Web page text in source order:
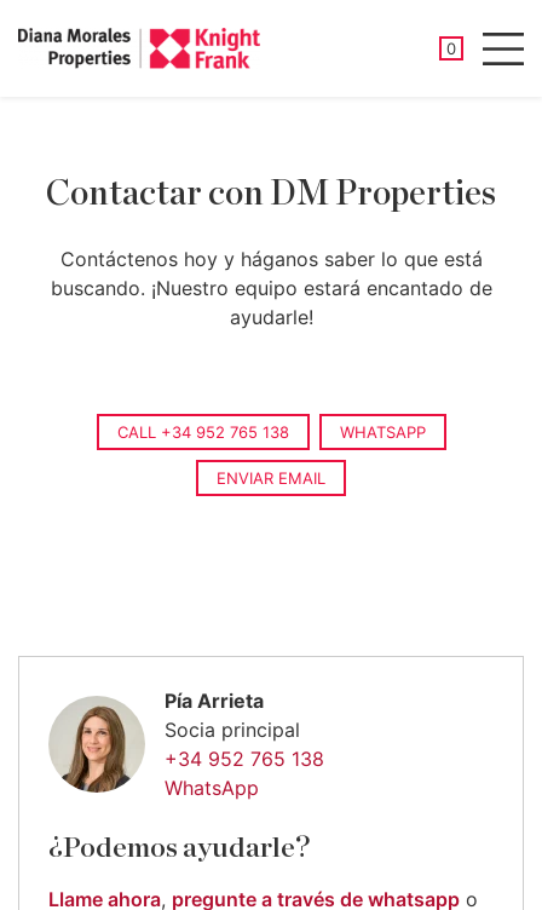
0
Contactar con DM Properties
Contáctenos hoy y háganos saber lo que está
buscando. ¡Nuestro equipo estará encantado de
ayudarle!
CALL +34 952 765 138 WHATSAPP
ENVIAR EMAIL
Pía Arrieta
Socia principal
+34 952 765 138
WhatsApp
¿Podemos ayudarle?
Llame ahora, pregunte a través de whatsapp o